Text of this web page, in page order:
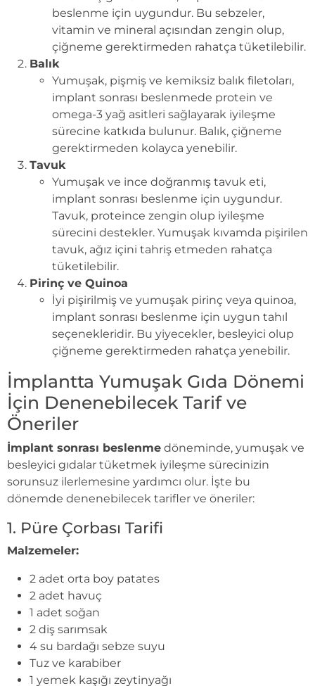
beslenme için uygundur. Bu sebzeler,
vitamin ve mineral açısından zengin olup,
çiğneme gerektirmeden rahatça tüketilebilir.
Balık
Yumuşak, pişmiş ve kemiksiz balık filetoları,
implant sonrası beslenmede protein ve
omega-3 yağ asitleri sağlayarak iyileşme
sürecine katkıda bulunur. Balık, çiğneme
gerektirmeden kolayca yenebilir.
Tavuk
Yumuşak ve ince doğranmış tavuk eti,
implant sonrası beslenme için uygundur.
Tavuk, proteince zengin olup iyileşme
sürecini destekler. Yumuşak kıvamda pişirilen
tavuk, ağız içini tahriş etmeden rahatça
tüketilebilir.
Pirinç ve Quinoa
İyi pişirilmiş ve yumuşak pirinç veya quinoa,
implant sonrası beslenme için uygun tahıl
seçenekleridir. Bu yiyecekler, besleyici olup
çiğneme gerektirmeden rahatça yenebilir.
İmplantta Yumuşak Gıda Dönemi
İçin Denenebilecek Tarif ve
Öneriler
İmplant sonrası beslenme döneminde, yumuşak ve
besleyici gıdalar tüketmek iyileşme sürecinizin
sorunsuz ilerlemesine yardımcı olur. İşte bu
dönemde denenebilecek tarifler ve öneriler:
1. Püre Çorbası Tarifi
Malzemeler:
2 adet orta boy patates
2 adet havuç
1 adet soğan
2 diş sarımsak
4 su bardağı sebze suyu
Tuz ve karabiber
1 yemek kaşığı zeytinyağı